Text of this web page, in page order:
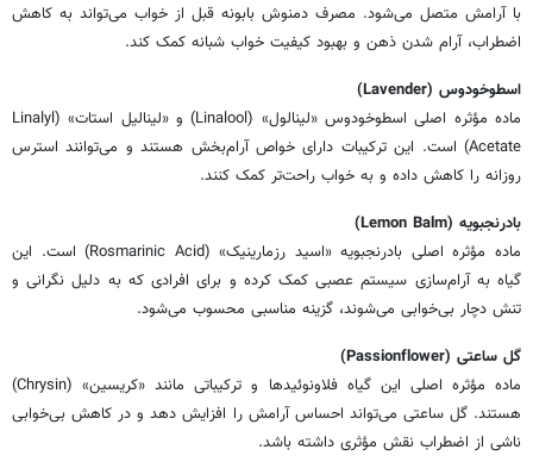
با آرامش متصل می‌شود. مصرف دمنوش بابونه قبل از خواب می‌تواند به کاهش
اضطراب، آرام شدن ذهن و بهبود کیفیت خواب شبانه کمک کند.
اسطوخودوس (Lavender)
ماده مؤثره اصلی اسطوخودوس «لینالول» (Linalool) و «لینالیل استات» (Linalyl
Acetate) است. این ترکیبات دارای خواص آرام‌بخش هستند و می‌توانند استرس
روزانه را کاهش داده و به خواب راحت‌تر کمک کنند.
بادرنجبویه (Lemon Balm)
ماده مؤثره اصلی بادرنجبویه «اسید رزمارینیک» (Rosmarinic Acid) است. این
گیاه به آرام‌سازی سیستم عصبی کمک کرده و برای افرادی که به دلیل نگرانی و
تنش دچار بی‌خوابی می‌شوند، گزینه مناسبی محسوب می‌شود.
گل ساعتی (Passionflower)
ماده مؤثره اصلی این گیاه فلاونوئیدها و ترکیباتی مانند «کریسین» (Chrysin)
هستند. گل ساعتی می‌تواند احساس آرامش را افزایش دهد و در کاهش بی‌خوابی
ناشی از اضطراب نقش مؤثری داشته باشد.